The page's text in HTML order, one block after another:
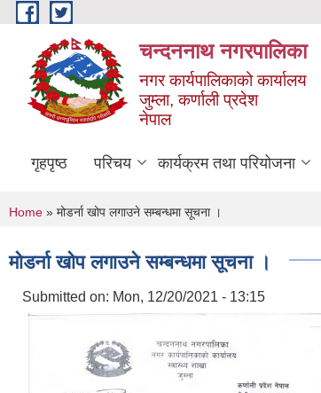
Skip to main content
चन्दननाथ नगरपालिका
नगर कार्यपालिकाको कार्यालय
जुम्ला, कर्णाली प्रदेश
नेपाल
गृहपृष्ठ परिचय कार्यक्रम तथा परियोजना
You are here
Home » मोडर्ना खोप लगाउने सम्बन्धमा सूचना ।
मोडर्ना खोप लगाउने सम्बन्धमा सूचना ।
Submitted on: Mon, 12/20/2021 - 13:15